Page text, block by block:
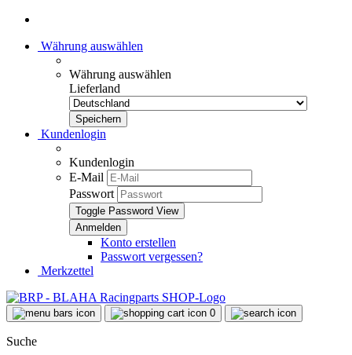
Währung auswählen
Währung auswählen
Lieferland
Kundenlogin
Kundenlogin
E-Mail
Passwort
Toggle Password View
Konto erstellen
Passwort vergessen?
Merkzettel
0
Suche